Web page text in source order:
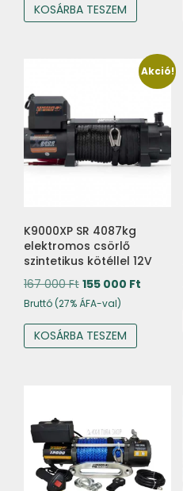
KOSÁRBA TESZEM
Akció!
K9000XP SR 4087kg
elektromos csörlő
szintetikus kötéllel 12V
167 000Ft Original
price
was:
167
155 000 Ft
Bruttó (27% ÁFA-val)
KOSÁRBA TESZEM